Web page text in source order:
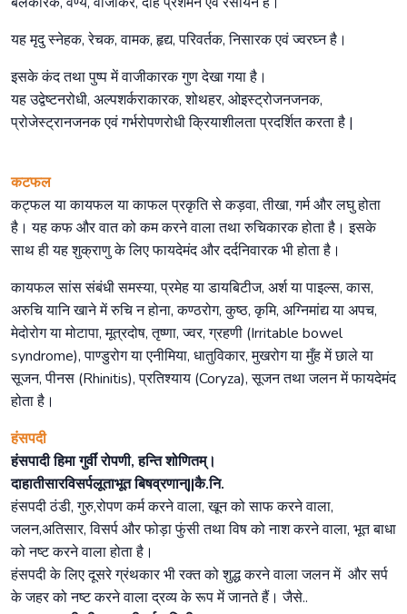
यह मृदु स्नेहक, रेचक, वामक, हृद्य, परिवर्तक, निसारक एवं ज्वरघ्न है।
इसके कंद तथा पुष्प में वाजीकारक गुण देखा गया है।
यह उद्वेष्टनरोधी, अल्पशर्कराकारक, शोथहर, ओइस्ट्रोजनजनक,
प्रोजेस्ट्रानजनक एवं गर्भरोपणरोधी क्रियाशीलता प्रदर्शित करता है |
कटफल
कट्फल या कायफल या काफल प्रकृति से कड़वा, तीखा, गर्म और लघु होता
है। यह कफ और वात को कम करने वाला तथा रुचिकारक होता है। इसके
साथ ही यह शुक्राणु के लिए फायदेमंद और दर्दनिवारक भी होता है।
कायफल सांस संबंधी समस्या, प्रमेह या डायबिटीज, अर्श या पाइल्स, कास,
अरुचि यानि खाने में रुचि न होना, कण्ठरोग, कुष्ठ, कृमि, अग्निमांद्य या अपच,
मेदोरोग या मोटापा, मूत्रदोष, तृष्णा, ज्वर, ग्रहणी (Irritable bowel
syndrome), पाण्डुरोग या एनीमिया, धातुविकार, मुखरोग या मुँह में छाले या
सूजन, पीनस (Rhinitis), प्रतिश्याय (Coryza), सूजन तथा जलन में फायदेमंद
होता है।
हंसपदी
हंसपादी हिमा गुर्वीं रोपणी, हन्ति शोणितम्।
दाहातीसारविसर्पलूताभूत बिषव्रणान्||कै.नि.
हंसपदी ठंडी, गुरु,रोपण कर्म करने वाला, खून को साफ करने वाला,
जलन,अतिसार, विसर्प और फोड़ा फुंसी तथा विष को नाश करने वाला, भूत बाधा
को नष्ट करने वाला होता है।
हंसपदी के लिए दूसरे ग्रंथकार भी रक्त को शुद्ध करने वाला जलन में और सर्प
के जहर को नष्ट करने वाला द्रव्य के रूप में जानते हैं। जैसे..